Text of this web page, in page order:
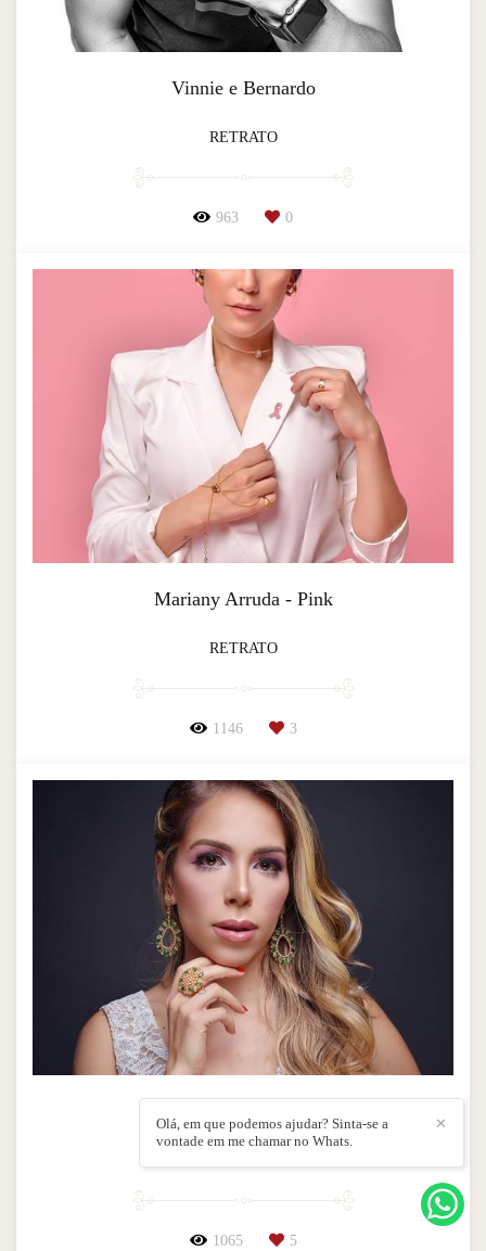
Vinnie e Bernardo
RETRATO
963 0
Mariany Arruda - Pink
RETRATO
1146 3
1065 5
✕
Olá, em que podemos ajudar? Sinta-se a
vontade em me chamar no Whats.